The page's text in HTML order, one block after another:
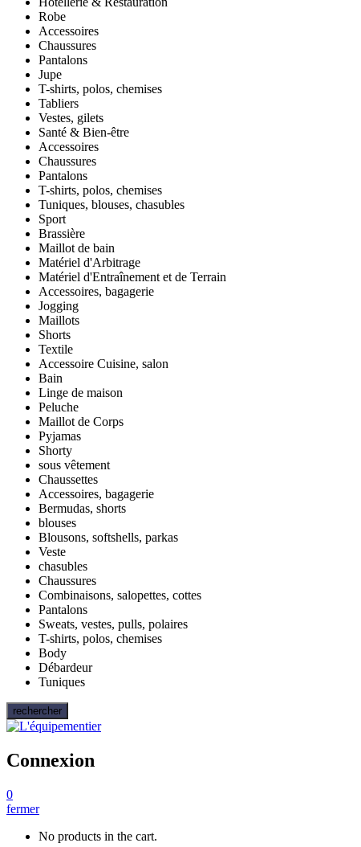
Robe
Accessoires
Chaussures
Pantalons
Jupe
T-shirts, polos, chemises
Tabliers
Vestes, gilets
Santé & Bien-être
Accessoires
Chaussures
Pantalons
T-shirts, polos, chemises
Tuniques, blouses, chasubles
Sport
Brassière
Maillot de bain
Matériel d'Arbitrage
Matériel d'Entraînement et de Terrain
Accessoires, bagagerie
Jogging
Maillots
Shorts
Textile
Accessoire Cuisine, salon
Bain
Linge de maison
Peluche
Maillot de Corps
Pyjamas
Shorty
sous vêtement
Chaussettes
Accessoires, bagagerie
Bermudas, shorts
blouses
Blousons, softshells, parkas
Veste
chasubles
Chaussures
Combinaisons, salopettes, cottes
Pantalons
Sweats, vestes, pulls, polaires
T-shirts, polos, chemises
Body
Débardeur
Tuniques
rechercher
Connexion
0
fermer
No products in the cart.